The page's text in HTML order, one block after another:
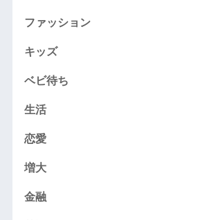
ファッション
キッズ
ベビ待ち
生活
恋愛
増大
金融